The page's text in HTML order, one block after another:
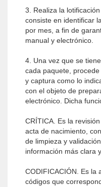
3. Realiza la
consiste en identificar
por mes, a fin de
manual y electrónico.
4. Una vez que se
cada paquete,
y captura como lo
con el objeto de
electrónico. Dicha
CRÍTICA. Es la
acta de nacimiento,
de limpieza y
información más clara
CODIFICACIÓN. Es la
códigos que